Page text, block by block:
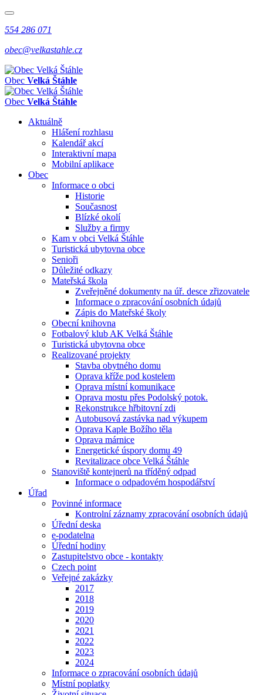
554 286 071
obec@velkastahle.cz
Obec Velká Štáhle
Obec Velká Štáhle
Aktuálně
Hlášení rozhlasu
Kalendář akcí
Interaktivní mapa
Mobilní aplikace
Obec
Informace o obci
Historie
Současnost
Blízké okolí
Služby a firmy
Kam v obci Velká Štáhle
Turistická ubytovna obce
Senioři
Důležité odkazy
Mateřská škola
Zveřejněné dokumenty na úř. desce zřizovatele
Informace o zpracování osobních údajů
Zápis do Mateřské školy
Obecní knihovna
Fotbalový klub AK Velká Štáhle
Turistická ubytovna obce
Realizované projekty
Stavba obytného domu
Oprava kříže pod kostelem
Oprava místní komunikace
Oprava mostu přes Podolský potok.
Rekonstrukce hřbitovní zdi
Autobusová zastávka nad výkupem
Oprava Kaple Božího těla
Oprava márnice
Energetické úspory domu 49
Revitalizace obce Velká Štáhle
Stanoviště kontejnerů na tříděný odpad
Informace o odpadovém hospodářství
Úřad
Povinné informace
Kontrolní záznamy zpracování osobních údajů
Úřední deska
e-podatelna
Úřední hodiny
Zastupitelstvo obce - kontakty
Czech point
Veřejné zakázky
2017
2018
2019
2020
2021
2022
2023
2024
Informace o zpracování osobních údajů
Místní poplatky